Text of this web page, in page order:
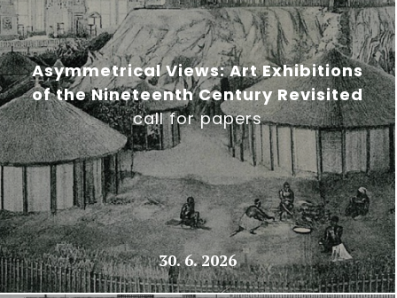
Asymmetrical Views: Art Exhibitions
of the Nineteenth Century Revisited
call for papers
30. 6. 2026